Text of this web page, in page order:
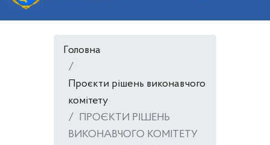
Головна
Проєкти рішень виконавчого
комітету
ПРОЄКТИ РІШЕНЬ
ВИКОНАВЧОГО КОМІТЕТУ